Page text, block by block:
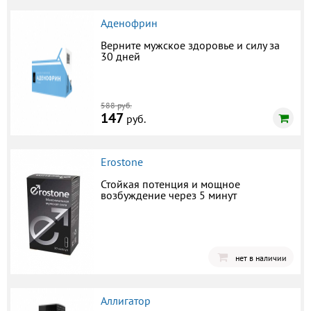
Аденофрин
Верните мужское здоровье и силу за
30 дней
588 руб.
147 руб.
Erostone
Стойкая потенция и мощное
возбуждение через 5 минут
нет в наличии
Аллигатор